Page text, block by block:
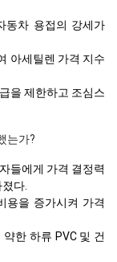
동차 용접의 강세가
아세틸렌 가격 지수
을 제한하고 조심스
는가?
들에게 가격 결정력
다.
용을 증가시켜 가격
한 하류 PVC 및 건